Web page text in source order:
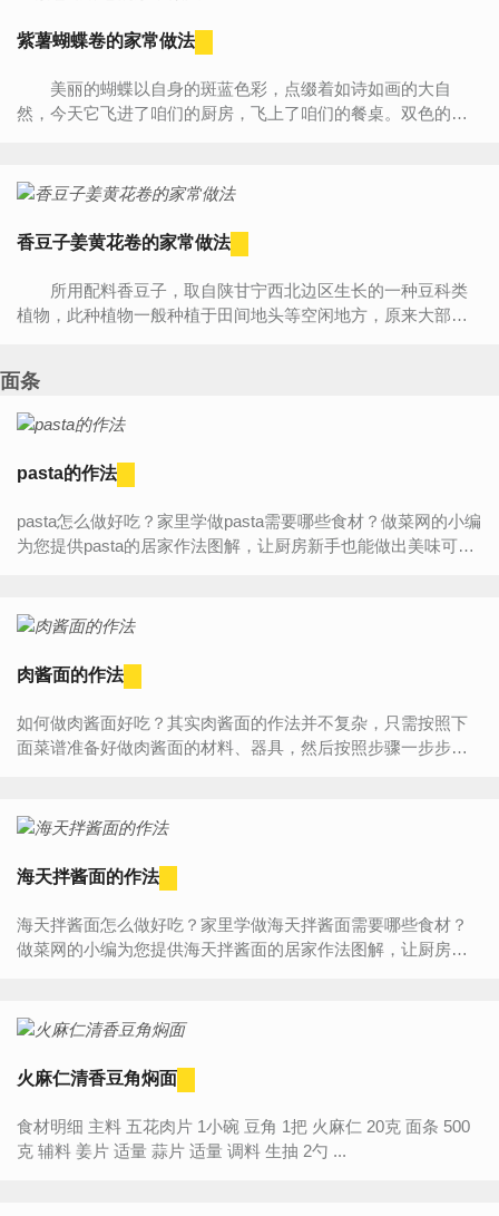
紫薯蝴蝶卷的家常做法
美丽的蝴蝶以自身的斑蓝色彩，点缀着如诗如画的大自
然，今天它飞进了咱们的厨房，飞上了咱们的餐桌。双色的面
香豆子姜黄花卷的家常做法
所用配料香豆子，取自陕甘宁西北边区生长的一种豆科类
植物，此种植物一般种植于田间地头等空闲地方，原来大部分
面条
pasta的作法
pasta怎么做好吃？家里学做pasta需要哪些食材？做菜网的小编
为您提供pasta的居家作法图解，让厨房新手也能做出美味可口
肉酱面的作法
如何做肉酱面好吃？其实肉酱面的作法并不复杂，只需按照下
面菜谱准备好做肉酱面的材料、器具，然后按照步骤一步步来
海天拌酱面的作法
海天拌酱面怎么做好吃？家里学做海天拌酱面需要哪些食材？
做菜网的小编为您提供海天拌酱面的居家作法图解，让厨房新
火麻仁清香豆角焖面
食材明细 主料 五花肉片 1小碗 豆角 1把 火麻仁 20克 面条 500
克 辅料 姜片 适量 蒜片 适量 调料 生抽 2勺 ...